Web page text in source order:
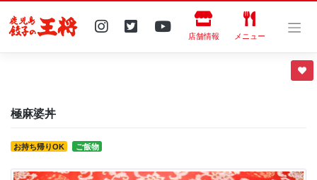
content
店舗情報 メニュー
極麻婆丼
お持ち帰りOK ご飯物